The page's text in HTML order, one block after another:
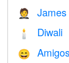
🤵
🕯 Diwali
😄